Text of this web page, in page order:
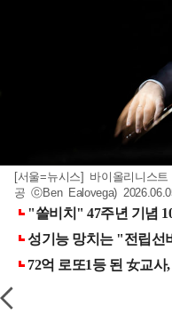
[서울=뉴시스] 바이올리니스
공 ⓒBen Ealovega)